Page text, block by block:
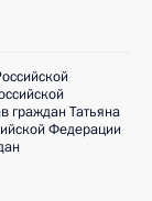
граждан Татьяна
Федерации